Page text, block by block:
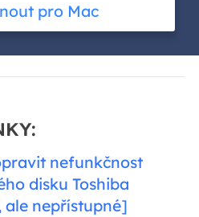
pro Mac
nefunkčnost
disku Toshiba
nepřístupné]